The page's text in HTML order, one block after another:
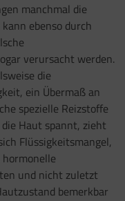
manchmal die
ebenso durch
verursacht werden.
die
ein Übermaß an
spezielle Reizstoffe
Haut spannt, zieht
Flüssigkeitsmangel,
und nicht zuletzt
bemerkbar